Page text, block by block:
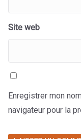
Site web
Enregistrer mon
navigateur pour la